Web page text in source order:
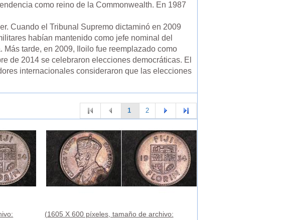
como reino de la Commonwealth. En 1987
Cuando el Tribunal Supremo dictaminó en 2009
habían mantenido como jefe nominal del
tarde, en 2009, Iloilo fue reemplazado como
de 2014 se celebraron elecciones democráticas. El
internacionales consideraron que las elecciones
1 2
(1605 X 600 píxeles, tamaño de archivo: